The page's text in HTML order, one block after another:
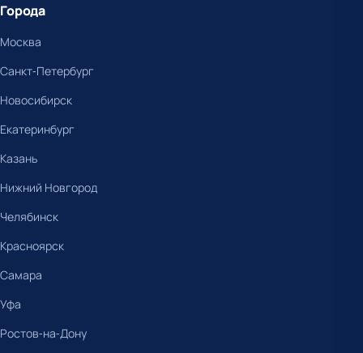
Города
Москва
Санкт-Петербург
Новосибирск
Екатеринбург
Казань
Нижний Новгород
Челябинск
Красноярск
Самара
Уфа
Ростов-на-Дону